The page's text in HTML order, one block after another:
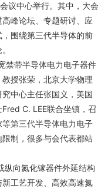
议中心举行。其中，大会
峰论坛、专题研讨、应
围绕第三代半导体的前
带半导体电力电子器件
授张荣，北京大学物理
中心主任张国义，美国
C. LEE联合坐镇，召
第三代半导体电力电子
制，很多与会代表都站
向氮化镓器件外延结构
工艺开发、高效高速氮